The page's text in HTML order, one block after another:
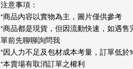
注意事項：
*商品內容以實物為主，圖片僅供參考
*商品都是現貨，但因流動快速，如遇
單前先聊聊詢問我
*因人力不足及包材成本考量，訂單低於
*本賣場有取消訂單之權利